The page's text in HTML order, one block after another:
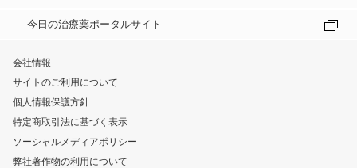
今日の治療薬ポータルサイト
会社情報
サイトのご利用について
個人情報保護方針
特定商取引法に基づく表示
ソーシャルメディアポリシー
弊社著作物の利用について